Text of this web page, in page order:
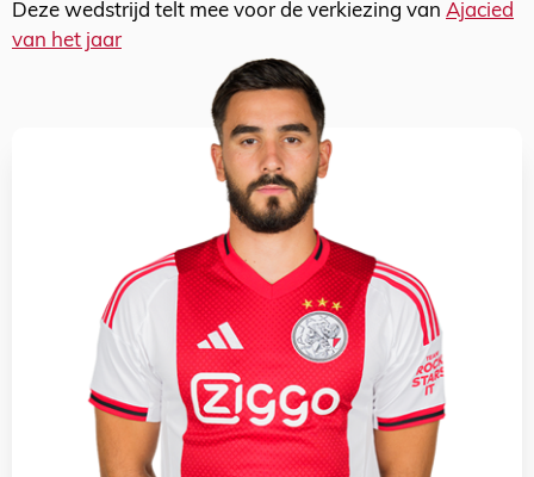
Deze wedstrijd telt mee voor de verkiezing van Ajacied
van het jaar